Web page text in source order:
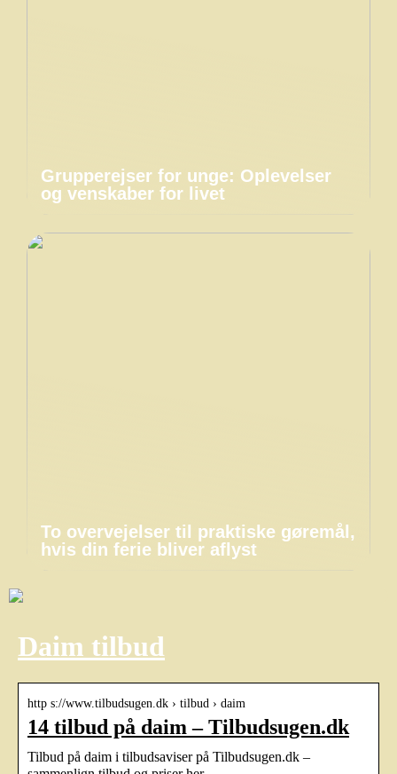
Grupperejser for unge: Oplevelser
og venskaber for livet
To overvejelser til praktiske gøremål,
hvis din ferie bliver aflyst
Daim tilbud
http s://www.tilbudsugen.dk › tilbud › daim
14 tilbud på daim – Tilbudsugen.dk
Tilbud på daim i tilbudsaviser på Tilbudsugen.dk –